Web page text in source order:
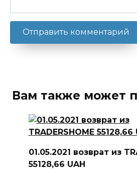
Вам также может
01.05.2021 возврат из
55128,66 UAH